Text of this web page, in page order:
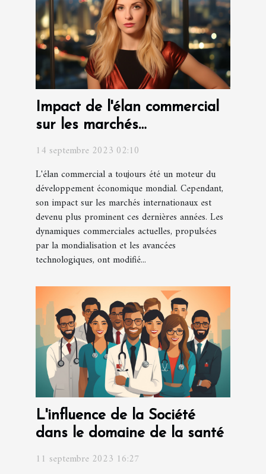
Impact de l'élan commercial
sur les marchés
14 septembre 2023 02:10
L'élan commercial a toujours été un moteur du
développement économique mondial. Cependant,
son impact sur les marchés internationaux est
devenu plus prominent ces dernières années. Les
dynamiques commerciales actuelles, propulsées
par la mondialisation et les avancées
technologiques, ont modifié...
L'influence de la Société
dans le domaine de la santé
11 septembre 2023 16:27